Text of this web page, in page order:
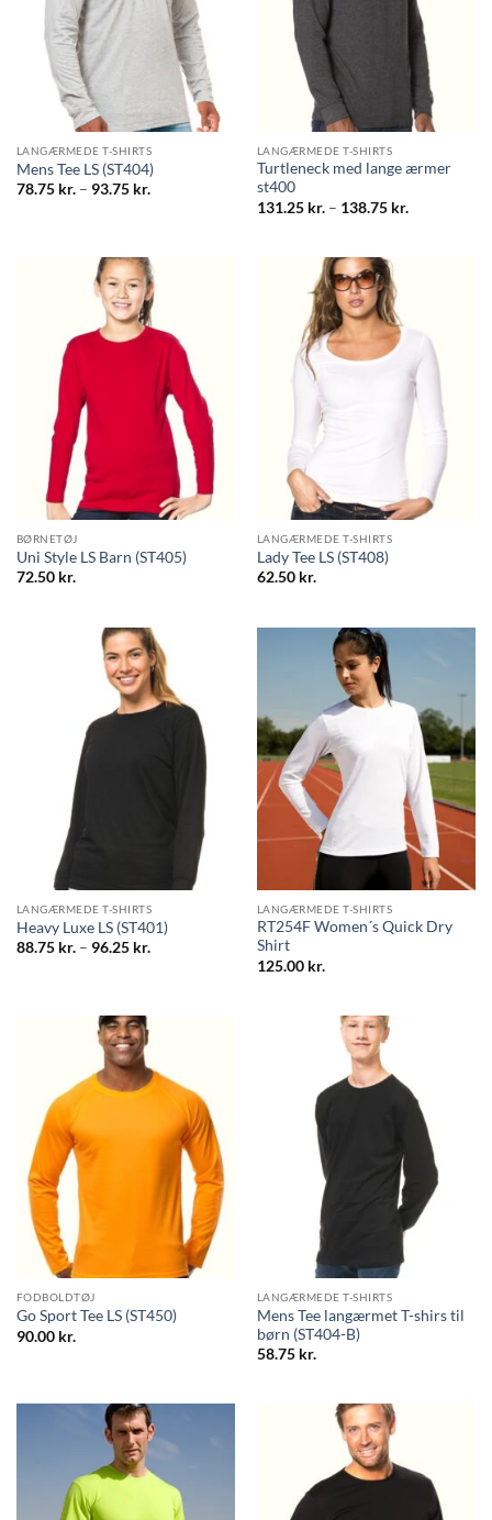
LANGÆRMEDE T-SHIRTS
Mens Tee LS (ST404)
78.75 kr. – 93.75 kr.Prisinterval:
LANGÆRMEDE T-SHIRTS
Turtleneck med lange ærmer
st400
131.25 kr. – 138.75 kr.
BØRNETØJ
Uni Style LS Barn (ST405)
72.50 kr.
LANGÆRMEDE T-SHIRTS
Lady Tee LS (ST408)
62.50 kr.
LANGÆRMEDE T-SHIRTS
Heavy Luxe LS (ST401)
88.75 kr. – 96.25 kr.Prisinterval:
LANGÆRMEDE T-SHIRTS
RT254F Women´s Quick Dry
Shirt
125.00 kr.
FODBOLDTØJ
Go Sport Tee LS (ST450)
90.00 kr.
LANGÆRMEDE T-SHIRTS
Mens Tee langærmet T-shirs til
børn (ST404-B)
58.75 kr.